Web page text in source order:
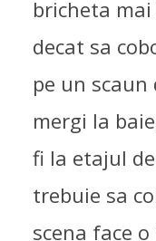
DE
bricheta
decat sa
pe un
mergi la
fi la etajul
trebuie sa
scena face